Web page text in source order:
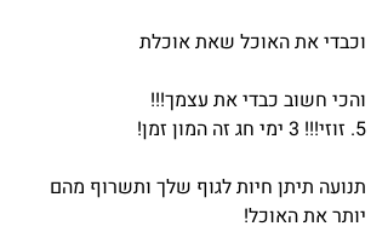
וכבדי את האוכל שאת אוכלת
והכי חשוב כבדי את עצמך!!!
5. זוזי!!! 3 ימי חג זה המון זמן!
תנועה תיתן חיות לגוף שלך ותשרוף מהם
יותר את האוכל!